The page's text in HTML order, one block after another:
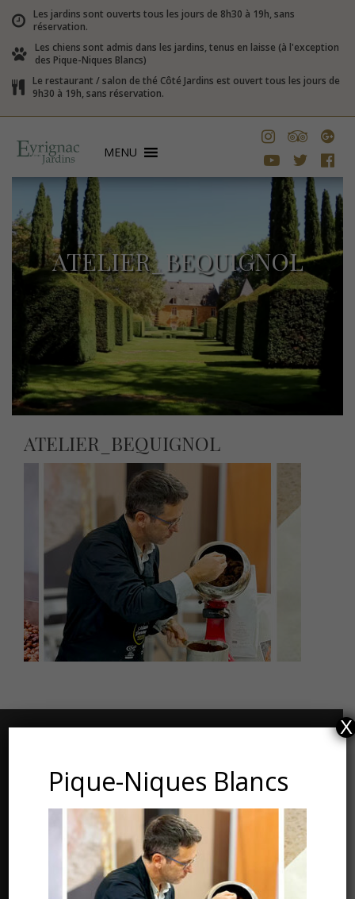
Les jardins sont ouverts tous les jours de 8h30 à 19h, sans
réservation.
Les chiens sont admis dans les jardins, tenus en laisse (à l'exception
des Pique-Niques Blancs)
Le restaurant / salon de thé Côté Jardins est ouvert tous les jours de
9h30 à 19h, sans réservation.
MENU
ATELIER_BEQUIGNOL
ATELIER_BEQUIGNOL
Les Jardins du Manoir d’Eyrignac
24590 Salignac-Eyvigues
Dordogne – Périgord
Téléphone : 05.53.28.99.71
Pique-Niques Blancs
X